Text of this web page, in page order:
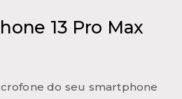
13 Pro Max
do seu smartphone